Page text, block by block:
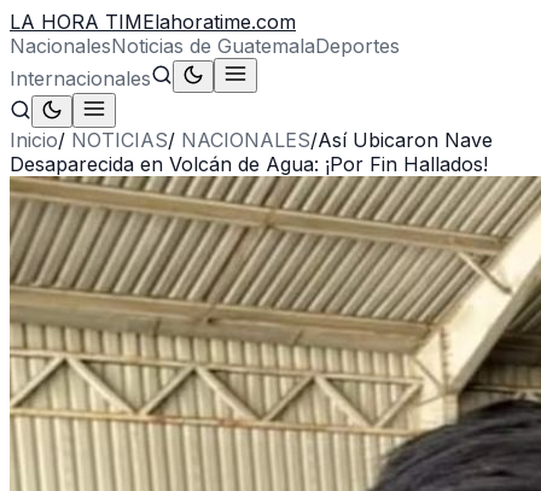
LA HORA TIMElahoratime.com
NacionalesNoticias de GuatemalaDeportes
Internacionales
Inicio/ NOTICIAS/ NACIONALES/Así Ubicaron Nave
Desaparecida en Volcán de Agua: ¡Por Fin Hallados!